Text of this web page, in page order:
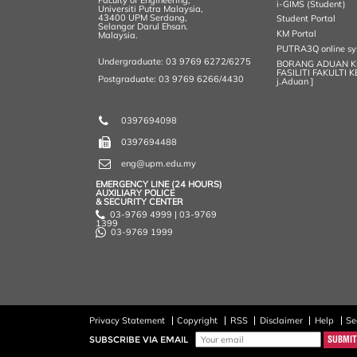
Universiti Putra Malaysia,
43400 UPM Serdang,
Selangor Darul Ehsan.
Malaysia.
Undergraduate: 03 9769 6272/6275
Postgraduate: 03 9769 6266/4430
0397694098
0397694488
eng@upm.edu.my
EMERGENCY LINE (24 HOURS)
AUXILIARY POLICE
& SECURITY CENTER
03-9769 4999 | 03-9769
1399
03-9769 1999
i-GIMS (Student)
Student Portal
KM Portal
PUTRA3Q online
BORANG ADUAN
FASILITI FAKULTI
j.Aduan ]
Privacy Statement Copyright RSS Disclaimer Help
SUBSCRIBE VIA EMAIL